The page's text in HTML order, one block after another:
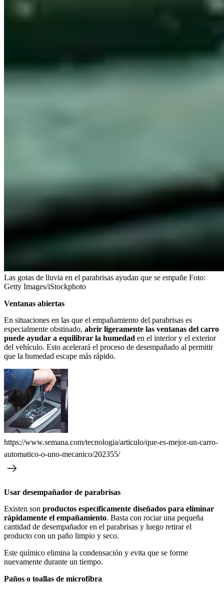
Las gotas de lluvia en el parabrisas ayudan que se empañe Foto:
Getty Images/iStockphoto
Ventanas abiertas
En situaciones en las que el empañamiento del parabrisas es
especialmente obstinado, abrir ligeramente las ventanas del carro
puede ayudar a equilibrar la humedad en el interior y el exterior
del vehículo. Esto acelerará el proceso de desempañado al permitir
que la humedad escape más rápido.
https://www.semana.com/tecnologia/articulo/que-es-mejor-un-carro-
automatico-o-uno-mecanico/202355/
Usar desempañador de parabrisas
Existen son productos específicamente diseñados para eliminar
rápidamente el empañamiento. Basta con rociar una pequeña
cantidad de desempañador en el parabrisas y luego retirar el
producto con un paño limpio y seco.
Este químico elimina la condensación y evita que se forme
nuevamente durante un tiempo.
Paños o toallas de microfibra